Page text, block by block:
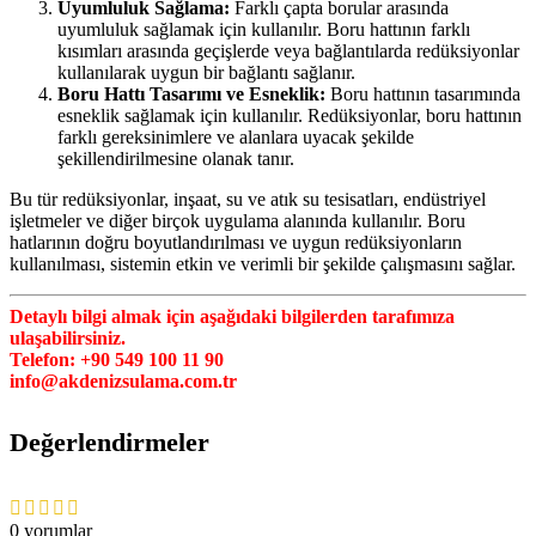
Uyumluluk Sağlama: Farklı çapta borular arasında
uyumluluk sağlamak için kullanılır. Boru hattının farklı
kısımları arasında geçişlerde veya bağlantılarda redüksiyonlar
kullanılarak uygun bir bağlantı sağlanır.
Boru Hattı Tasarımı ve Esneklik: Boru hattının tasarımında
esneklik sağlamak için kullanılır. Redüksiyonlar, boru hattının
farklı gereksinimlere ve alanlara uyacak şekilde
şekillendirilmesine olanak tanır.
Bu tür redüksiyonlar, inşaat, su ve atık su tesisatları, endüstriyel
işletmeler ve diğer birçok uygulama alanında kullanılır. Boru
hatlarının doğru boyutlandırılması ve uygun redüksiyonların
kullanılması, sistemin etkin ve verimli bir şekilde çalışmasını sağlar.
Detaylı bilgi almak için aşağıdaki bilgilerden tarafımıza
ulaşabilirsiniz.
Telefon: +90 549 100 11 90
info@akdenizsulama.com.tr
Değerlendirmeler
0 yorumlar